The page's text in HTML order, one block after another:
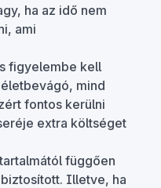
ha az idő nem
ami
figyelembe kell
mind
fontos kerülni
extra költséget
függően
Illetve, ha